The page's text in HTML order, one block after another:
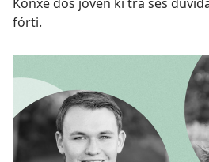
fórti.